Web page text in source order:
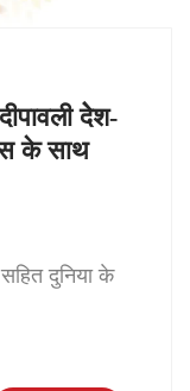
देेश-
के साथ
दुनिया के